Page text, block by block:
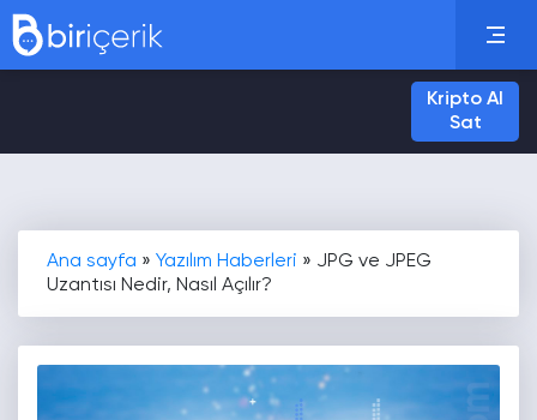
Kripto Al
Sat
Ana sayfa » Yazılım Haberleri » JPG ve JPEG
Uzantısı Nedir, Nasıl Açılır?